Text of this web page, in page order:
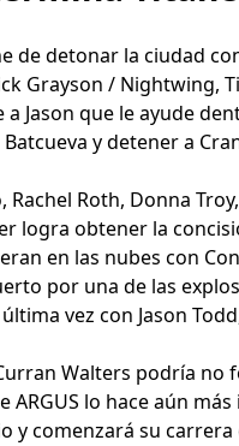
de detonar la ciudad
Grayson / Nightwing,
a Jason que le ayude
y detener a
Roth, Donna
logra obtener la
en las nubes con
por una de las
vez con Jason
Walters podría
ARGUS lo hace aún
y comenzará su